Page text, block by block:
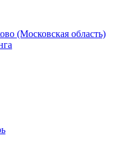
(Московская область)